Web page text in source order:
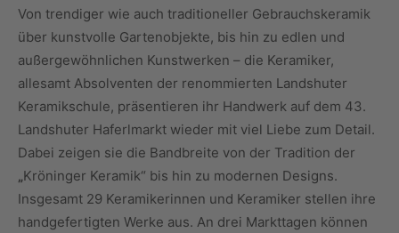
Von trendiger wie auch traditioneller Gebrauchskeramik
über kunstvolle Gartenobjekte, bis hin zu edlen und
außergewöhnlichen Kunstwerken – die Keramiker,
allesamt Absolventen der renommierten Landshuter
Keramikschule, präsentieren ihr Handwerk auf dem 43.
Landshuter Haferlmarkt wieder mit viel Liebe zum Detail.
Dabei zeigen sie die Bandbreite von der Tradition der
„Kröninger Keramik“ bis hin zu modernen Designs.
Insgesamt 29 Keramikerinnen und Keramiker stellen ihre
handgefertigten Werke aus. An drei Markttagen können